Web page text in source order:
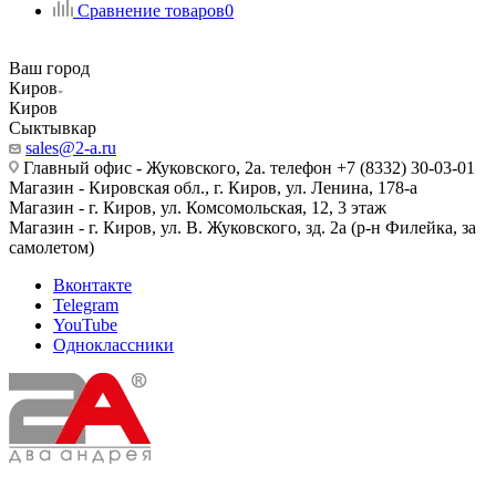
Сравнение товаров0
Ваш город
Киров
Киров
Сыктывкар
sales@2-a.ru
Главный офис - Жуковского, 2а. телефон +7 (8332) 30-03-01
Магазин - Кировская обл., г. Киров, ул. Ленина, 178-а
Магазин - г. Киров, ул. Комсомольская, 12, 3 этаж
Магазин - г. Киров, ул. В. Жуковского, зд. 2а (р-н Филейка, за
самолетом)
Вконтакте
Telegram
YouTube
Одноклассники